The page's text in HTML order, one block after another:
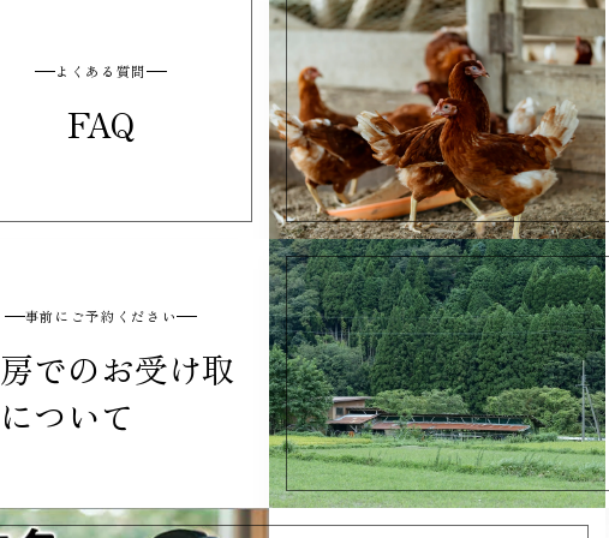
よくある質問
FAQ
事前にご予約ください
でのお受け取
ついて